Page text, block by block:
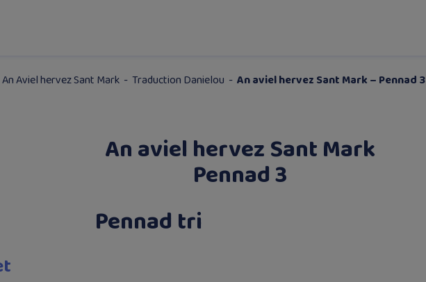
An Aviel hervez Sant Mark- Traduction Danielou - An aviel hervez Sant Mark – Pennad 3
An aviel hervez Sant Mark
Pennad 3
Pennad tri